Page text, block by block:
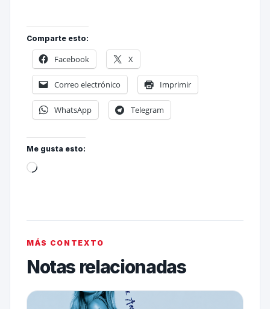
Comparte esto:
Facebook X
Correo electrónico Imprimir
WhatsApp Telegram
Me gusta esto:
MÁS CONTEXTO
Notas relacionadas